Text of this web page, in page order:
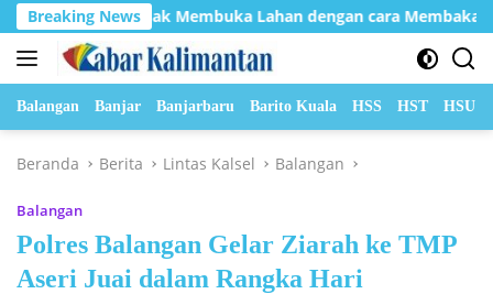
Langsung
ke
konten
Breaking News
Tidak Membuka Lahan dengan cara Membakar
Balangan Banjar Banjarbaru Barito Kuala HSS HST HSU
Beranda Berita Lintas Kalsel Balangan
Balangan
Polres Balangan Gelar Ziarah ke TMP
Aseri Juai dalam Rangka Hari